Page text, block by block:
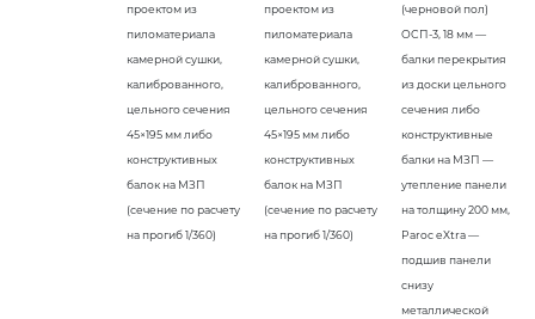
проектом из
пиломатериала
камерной сушки,
калиброванного,
цельного сечения
45×195 мм либо
конструктивных
балок на МЗП
(сечение по расчету
на прогиб 1/360)
проектом из
пиломатериала
камерной сушки,
калиброванного,
цельного сечения
45×195 мм либо
конструктивных
балок на МЗП
(сечение по расчету
на прогиб 1/360)
(черновой пол)
ОСП-3, 18 мм —
балки перекрытия
из доски цельного
сечения либо
конструктивные
балки на МЗП —
утепление панели
на толщину 200 мм,
Paroc eXtra —
подшив панели
снизу
металлической